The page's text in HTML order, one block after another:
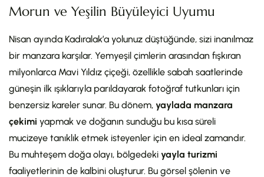
Morun ve Yeşilin Büyüleyici Uyumu
Nisan ayında Kadıralak’a yolunuz düştüğünde, sizi inanılmaz
bir manzara karşılar. Yemyeşil çimlerin arasından fışkıran
milyonlarca Mavi Yıldız çiçeği, özellikle sabah saatlerinde
güneşin ilk ışıklarıyla parıldayarak fotoğraf tutkunları için
benzersiz kareler sunar. Bu dönem, yaylada manzara
çekimi yapmak ve doğanın sunduğu bu kısa süreli
mucizeye tanıklık etmek isteyenler için en ideal zamandır.
Bu muhteşem doğa olayı, bölgedeki yayla turizmi
faaliyetlerinin de kalbini oluşturur. Bu görsel şölenin ve